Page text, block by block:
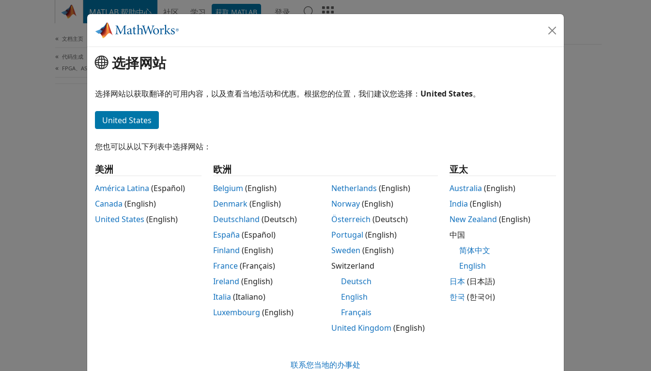
MATLAB 帮助中心 社区 学习 获取 MATLAB 登录
文档主页
代码生成
FPGA、ASIC 和 SoC 开发选择网站
选择网站以获取翻译的可用内容，以及查看当地活动和优惠。根据您的位置，我们建议您选择： United States。
United States
您也可以从以下列表中选择网站：
美洲
América Latina (Español)
Canada (English)
United States (English)
欧洲
Belgium (English)
Denmark(English)
Deutschland (Deutsch)
España (Español)
Finland (English)
France(Français)
Ireland (English)
Italia (Italiano)
Luxembourg (English)
Netherlands (English)
Norway(English)
Österreich (Deutsch)
Portugal (English)
Sweden (English)
Switzerland
Deutsch
English
Français
United Kingdom (English)
亚太
Australia (English)
India (English)
New Zealand (English)
中国
简体中文
English
日本(日本語)
한국 (한국어)
联系您当地的办事处